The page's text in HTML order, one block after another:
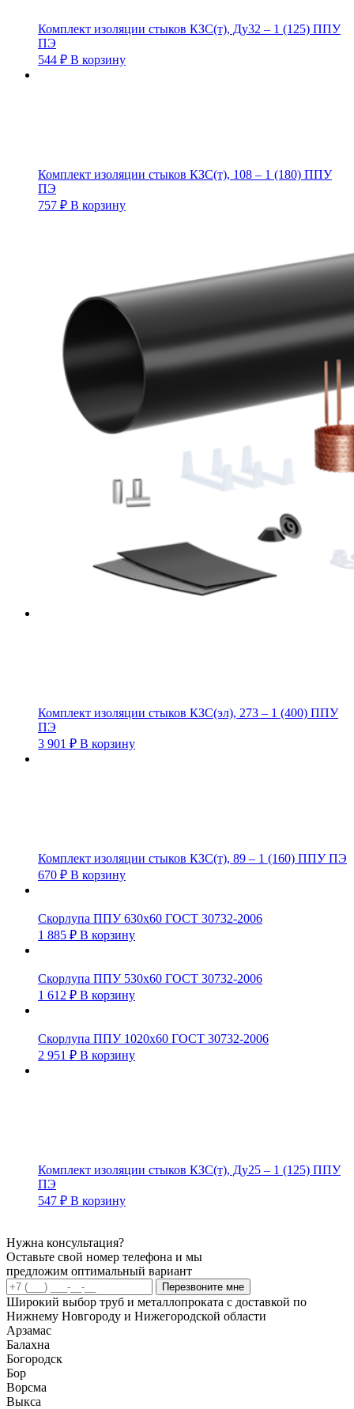
Комплект изоляции стыков КЗС(т), Ду32 – 1 (125) ППУ
ПЭ
544 ₽ В корзину
Комплект изоляции стыков КЗС(т), 108 – 1 (180) ППУ
ПЭ
757 ₽ В корзину
Комплект изоляции стыков КЗС(эл), 273 – 1 (400) ППУ
ПЭ
3 901 ₽ В корзину
Комплект изоляции стыков КЗС(т), 89 – 1 (160) ППУ ПЭ
670 ₽ В корзину
Скорлупа ППУ 630х60 ГОСТ 30732-2006
1 885 ₽ В корзину
Скорлупа ППУ 530х60 ГОСТ 30732-2006
1 612 ₽ В корзину
Скорлупа ППУ 1020х60 ГОСТ 30732-2006
2 951 ₽ В корзину
Комплект изоляции стыков КЗС(т), Ду25 – 1 (125) ППУ
ПЭ
547 ₽ В корзину
Нужна консультация?
Оставьте свой номер телефона и мы
предложим оптимальный вариант
Перезвоните мне
Широкий выбор труб и металлопроката с доставкой по
Нижнему Новгороду и Нижегородской области
Арзамас
Балахна
Богородск
Бор
Ворсма
Выкса